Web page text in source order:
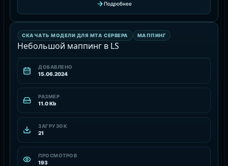
Подробнее
РЕСУРС
СКАЧАТЬ МОДЕЛИ ДЛЯ MTA СЕРВЕРА МАППИНГ
Небольшой маппинг в LS
ДОБАВЛЕНО
15.06.2024
РАЗМЕР
11.0 Kb
ЗАГРУЗОК
21
ПРОСМОТРОВ
193